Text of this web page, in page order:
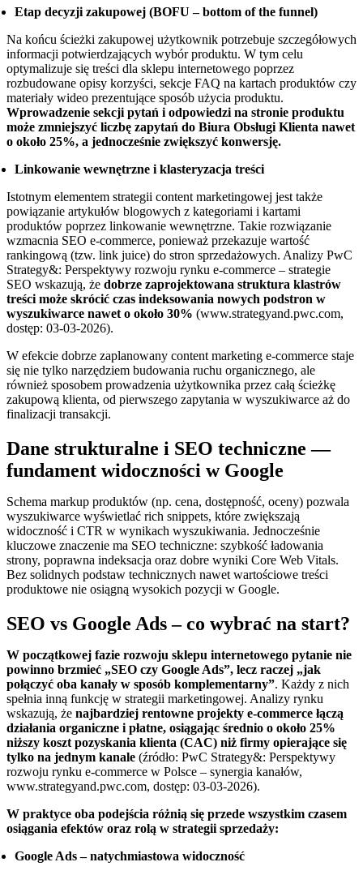
Etap decyzji zakupowej (BOFU – bottom of the funnel)
Na końcu ścieżki zakupowej użytkownik potrzebuje szczegółowych
informacji potwierdzających wybór produktu. W tym celu
optymalizuje się treści dla sklepu internetowego poprzez
rozbudowane opisy korzyści, sekcje FAQ na kartach produktów czy
materiały wideo prezentujące sposób użycia produktu.
Wprowadzenie sekcji pytań i odpowiedzi na stronie produktu
może zmniejszyć liczbę zapytań do Biura Obsługi Klienta nawet
o około 25%, a jednocześnie zwiększyć konwersję.
Linkowanie wewnętrzne i klasteryzacja treści
Istotnym elementem strategii content marketingowej jest także
powiązanie artykułów blogowych z kategoriami i kartami
produktów poprzez linkowanie wewnętrzne. Takie rozwiązanie
wzmacnia SEO e-commerce, ponieważ przekazuje wartość
rankingową (tzw. link juice) do stron sprzedażowych. Analizy PwC
Strategy&: Perspektywy rozwoju rynku e-commerce – strategie
SEO wskazują, że dobrze zaprojektowana struktura klastrów
treści może skrócić czas indeksowania nowych podstron w
wyszukiwarce nawet o około 30% (www.strategyand.pwc.com,
dostęp: 03-03-2026).
W efekcie dobrze zaplanowany content marketing e-commerce staje
się nie tylko narzędziem budowania ruchu organicznego, ale
również sposobem prowadzenia użytkownika przez całą ścieżkę
zakupową klienta, od pierwszego zapytania w wyszukiwarce aż do
finalizacji transakcji.
Dane strukturalne i SEO techniczne —
fundament widoczności w Google
Schema markup produktów (np. cena, dostępność, oceny) pozwala
wyszukiwarce wyświetlać rich snippets, które zwiększają
widoczność i CTR w wynikach wyszukiwania. Jednocześnie
kluczowe znaczenie ma SEO techniczne: szybkość ładowania
strony, poprawna indeksacja oraz dobre wyniki Core Web Vitals.
Bez solidnych podstaw technicznych nawet wartościowe treści
produktowe nie osiągną wysokich pozycji w Google.
SEO vs Google Ads – co wybrać na start?
W początkowej fazie rozwoju sklepu internetowego pytanie nie
powinno brzmieć „SEO czy Google Ads”, lecz raczej „jak
połączyć oba kanały w sposób komplementarny”. Każdy z nich
spełnia inną funkcję w strategii marketingowej. Analizy rynku
wskazują, że najbardziej rentowne projekty e-commerce łączą
działania organiczne i płatne, osiągając średnio o około 25%
niższy koszt pozyskania klienta (CAC) niż firmy opierające się
tylko na jednym kanale (źródło: PwC Strategy&: Perspektywy
rozwoju rynku e-commerce w Polsce – synergia kanałów,
www.strategyand.pwc.com, dostęp: 03-03-2026).
W praktyce oba podejścia różnią się przede wszystkim czasem
osiągania efektów oraz rolą w strategii sprzedaży:
Google Ads – natychmiastowa widoczność